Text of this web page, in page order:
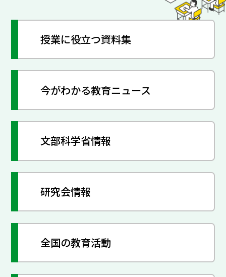
授業に役立つ資料集
今がわかる教育ニュース
文部科学省情報
研究会情報
全国の教育活動